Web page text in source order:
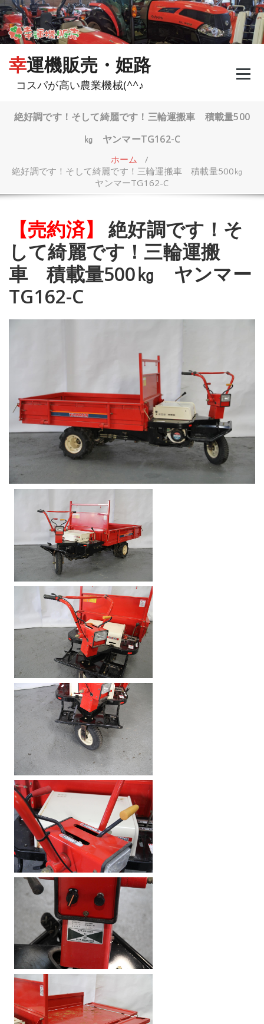
コ
ン
テ
ン
幸運機販売・姫路
コスパが高い農業機械(^^♪
絶好調です！そして綺麗です！三輪運搬車 積載量500
㎏ ヤンマーTG162-C
ホーム /
絶好調です！そして綺麗です！三輪運搬車 積載量500㎏
ヤンマーTG162-C
【売約済】
絶好調です！そ
して綺麗です！三輪運搬
車 積載量500㎏ ヤンマー
TG162-C